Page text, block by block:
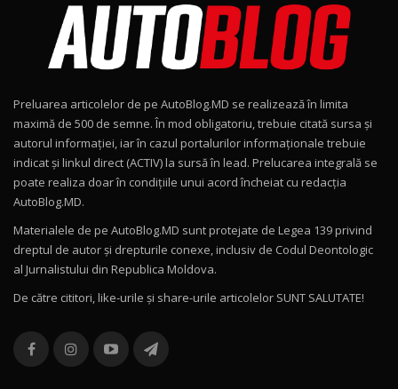
15:08
Noul Geely EX2 / Test Drive AutoBlog.MD
15:22
Mercedes-AMG E 53 HYBRID 4MATIC+ / Test
Drive AutoBlog.MD
16:27
11
Noul Volvo ES90 / Test Drive AutoBlog.MD
12
Noul MG HS / Test Drive AutoBlog.MD
16:48
13
combină aventura cu luxul / AutoBlog.MD
36:08
Preluarea articolelor de pe AutoBlog.MD se realizează în limita
maximă de 500 de semne. În mod obligatoriu, trebuie citată sursa și
autorul informației, iar în cazul portalurilor informaționale trebuie
indicat și linkul direct (ACTIV) la sursă în lead. Prelucarea integrală se
poate realiza doar în condițiile unui acord încheiat cu redacţia
AutoBlog.MD.
Materialele de pe AutoBlog.MD sunt protejate de Legea 139 privind
dreptul de autor și drepturile conexe, inclusiv de Codul Deontologic
al Jurnalistului din Republica Moldova.
De către cititori, like-urile şi share-urile articolelor SUNT SALUTATE!